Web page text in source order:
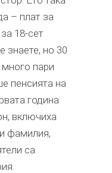
– плат за
18-сет
знаете, но 30
пари
пенсията на
година
включиха
фамилия,
са